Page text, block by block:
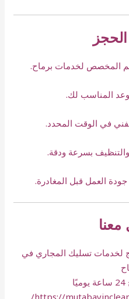
المخصص لخدمات برماح.
المناسب لك.
في الوقت المحدد.
والتنظيف بسرعة ودقة.
العمل قبل المغادرة.
لخدمات تسليك المجاري في